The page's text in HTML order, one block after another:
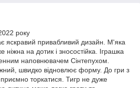
року
яскравий привабливий дизайн. М'яка
на дотик і зносостійка. Іграшка
наповнювачем Сінтепухом.
швидко відновлює форму. До гри з
торкатися. Тигр не дуже